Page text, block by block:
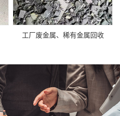
工厂废金属、稀有金属回收